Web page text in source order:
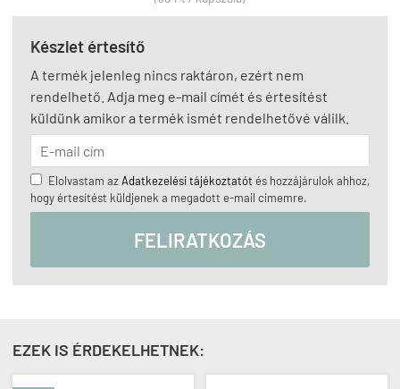
Készlet értesítő
A termék jelenleg nincs raktáron, ezért nem
rendelhető. Adja meg e-mail címét és értesítést
küldünk amikor a termék ismét rendelhetővé válilk.
Elolvastam azAdatkezelési tájékoztatót és hozzájárulok ahhoz,
hogy értesítést küldjenek a megadott e-mail címemre.
FELIRATKOZÁS
EZEK IS ÉRDEKELHETNEK: